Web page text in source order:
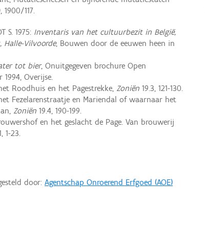
117.
S. 1975: Inventaris van het cultuurbezit in België,
Halle-Vilvoorde, Bouwen door de eeuwen heen in
tot bier, Onuitgegeven brochure Open
1994, Overijse.
Roodhuis en het Pagestrekke, Zoniën19.3, 121-130.
het Fezelarenstraatje en Mariendal of waarnaar het
Zoniën19.4, 190-199.
en het geslacht de Page. Van brouwerij
1-23.
door:Agentschap Onroerend Erfgoed (AOE)